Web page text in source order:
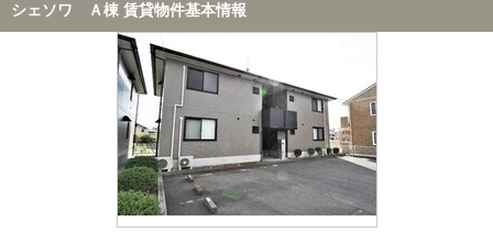
シェソワ Ａ棟 賃貸物件基本情報